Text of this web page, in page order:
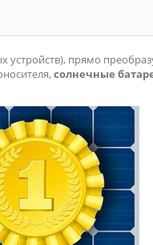
устройств), прямо
солнечные